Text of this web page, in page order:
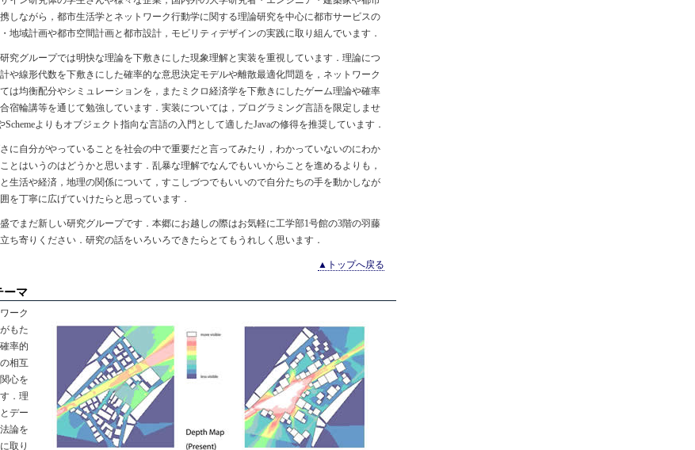
しながら，都市生活学とネットワーク行動学に関する理論研究を中心に都市サービスの
地域計画や都市空間計画と都市設計，モビリティデザインの実践に取り組んでいます．
究グループでは明快な理論を下敷きにした現象理解と実装を重視しています．理論につ
や線形代数を下敷きにした確率的な意思決定モデルや離散最適化問題を，ネットワーク
は均衡配分やシミュレーションを，またミクロ経済学を下敷きにしたゲーム理論や確率
宿輪講等を通じて勉強しています．実装については，プログラミング言語を限定しませ
Schemeよりもオブジェクト指向な言語の入門として適したJavaの修得を推奨しています．
に自分がやっていることを社会の中で重要だと言ってみたり，わかっていないのにわか
とはいうのはどうかと思います．乱暴な理解でなんでもいいからことを進めるよりも，
生活や経済，地理の関係について，すこしづつでもいいので自分たちの手を動かしなが
を丁寧に広げていけたらと思っています．
でまだ新しい研究グループです．本郷にお越しの際はお気軽に工学部1号館の3階の羽藤
ち寄りください．研究の話をいろいろできたらとてもうれしく思います．
▲トップへ戻る
ーマ
ーク
もた
率的
相互
心を
．理
デー
論を
取り